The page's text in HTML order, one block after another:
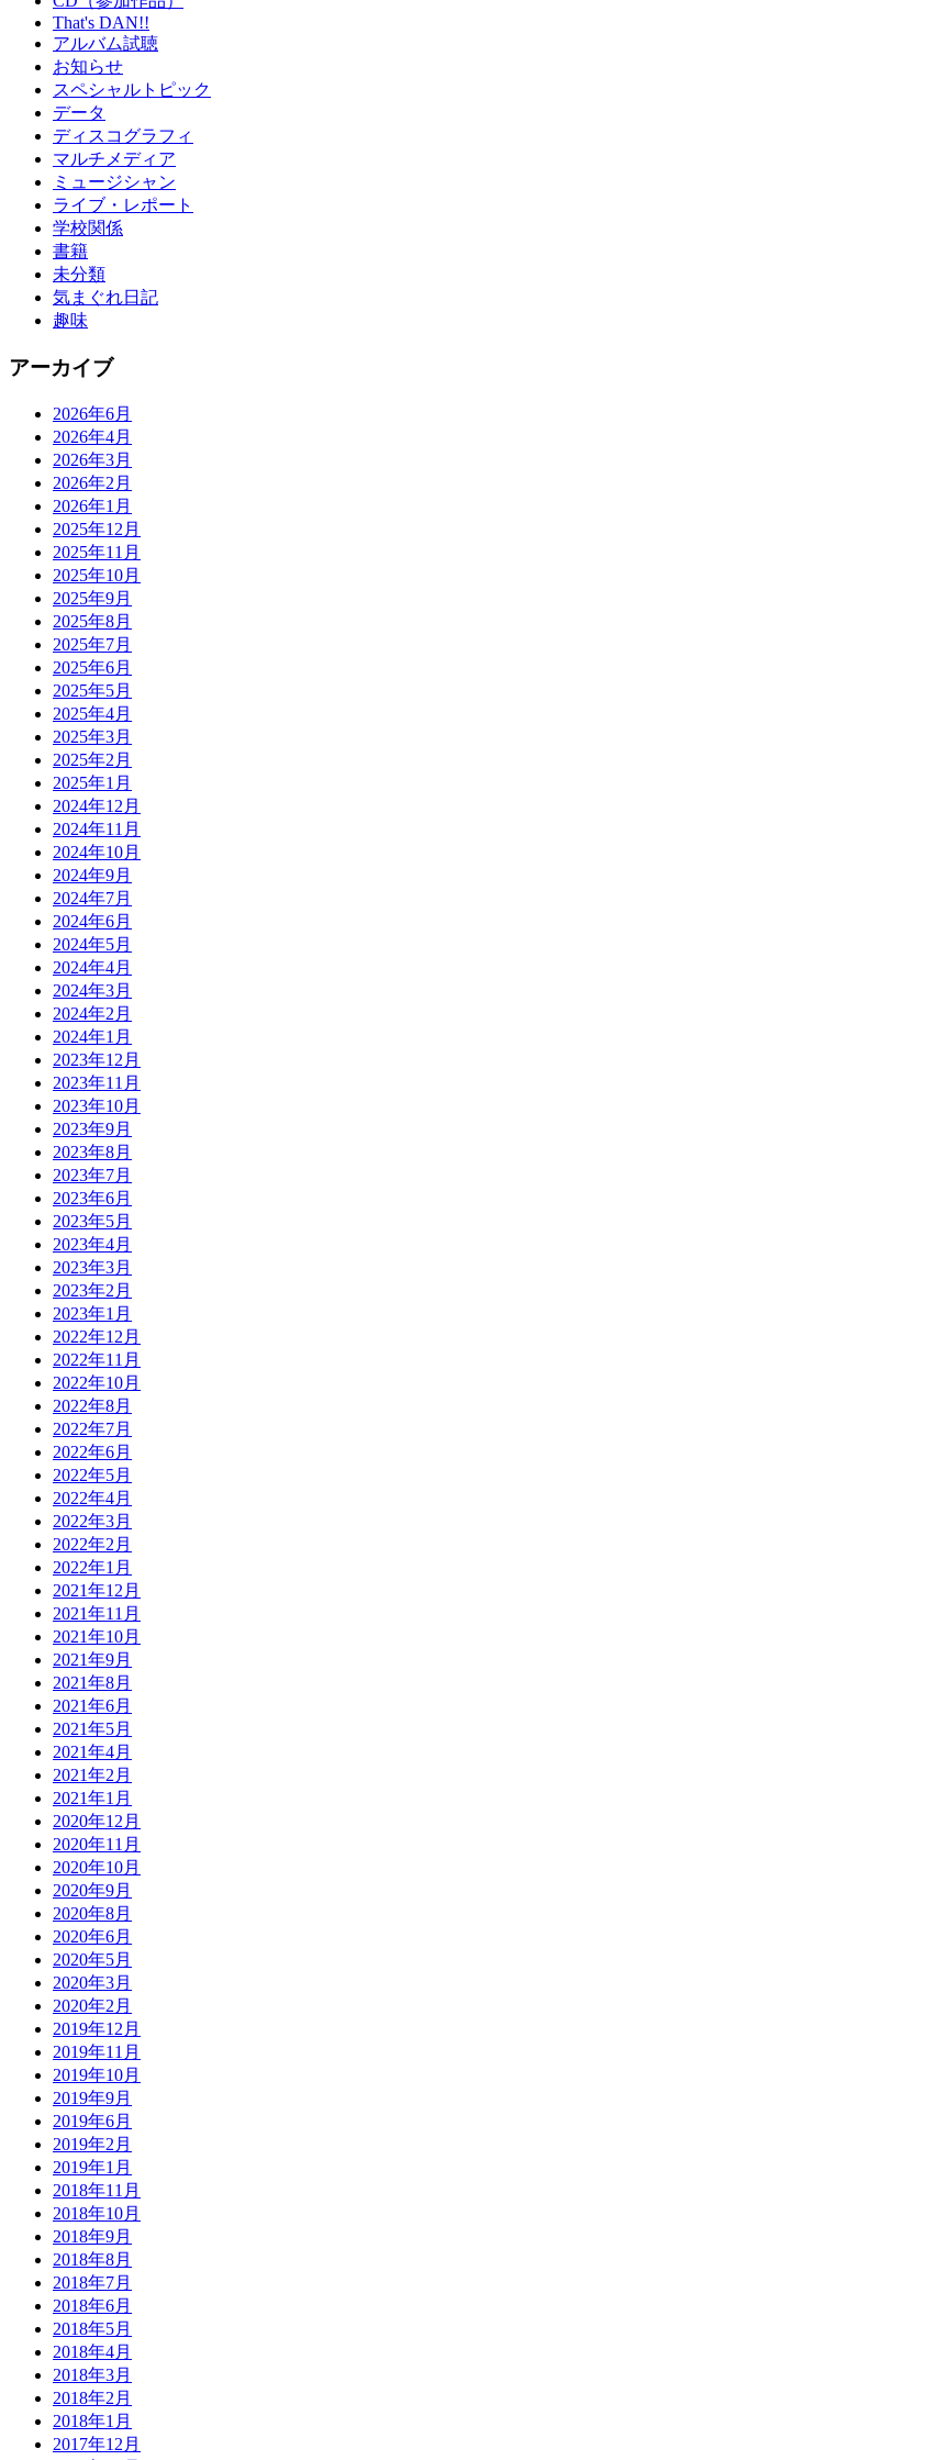
That's DAN!!
アルバム試聴
お知らせ
スペシャルトピック
データ
ディスコグラフィ
マルチメディア
ミュージシャン
ライブ・レポート
学校関係
書籍
未分類
気まぐれ日記
趣味
アーカイブ
2026年6月
2026年4月
2026年3月
2026年2月
2026年1月
2025年12月
2025年11月
2025年10月
2025年9月
2025年8月
2025年7月
2025年6月
2025年5月
2025年4月
2025年3月
2025年2月
2025年1月
2024年12月
2024年11月
2024年10月
2024年9月
2024年7月
2024年6月
2024年5月
2024年4月
2024年3月
2024年2月
2024年1月
2023年12月
2023年11月
2023年10月
2023年9月
2023年8月
2023年7月
2023年6月
2023年5月
2023年4月
2023年3月
2023年2月
2023年1月
2022年12月
2022年11月
2022年10月
2022年8月
2022年7月
2022年6月
2022年5月
2022年4月
2022年3月
2022年2月
2022年1月
2021年12月
2021年11月
2021年10月
2021年9月
2021年8月
2021年6月
2021年5月
2021年4月
2021年2月
2021年1月
2020年12月
2020年11月
2020年10月
2020年9月
2020年8月
2020年6月
2020年5月
2020年3月
2020年2月
2019年12月
2019年11月
2019年10月
2019年9月
2019年6月
2019年2月
2019年1月
2018年11月
2018年10月
2018年9月
2018年8月
2018年7月
2018年6月
2018年5月
2018年4月
2018年3月
2018年2月
2018年1月
2017年12月